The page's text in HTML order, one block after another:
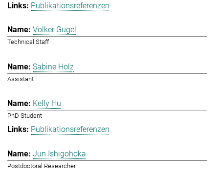
Publikationsreferenzen
Volker Gugel
Technical Staff
Sabine Holz
Assistant
Kelly Hu
PhD Student
Publikationsreferenzen
Jun Ishigohoka
Postdoctoral Researcher